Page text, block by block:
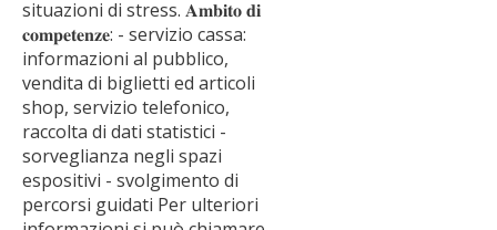
situazioni di stress. 𝐀𝐦𝐛𝐢𝐭𝐨 𝐝𝐢
𝐜𝐨𝐦𝐩𝐞𝐭𝐞𝐧𝐳𝐞: - servizio cassa:
informazioni al pubblico,
vendita di biglietti ed articoli
shop, servizio telefonico,
raccolta di dati statistici -
sorveglianza negli spazi
espositivi - svolgimento di
percorsi guidati Per ulteriori